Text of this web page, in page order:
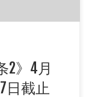
2》4月
日截止